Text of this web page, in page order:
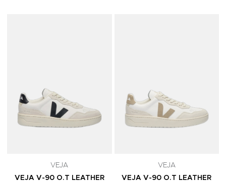
VEJA
VEJA V-90 O.T LEATHER
VEJA
VEJA V-90 O.T LEATHER